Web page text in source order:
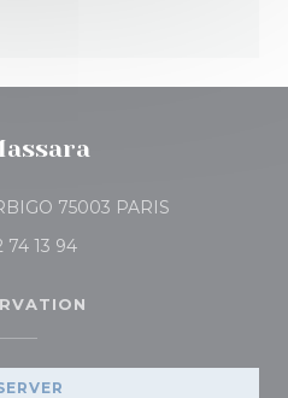
75003 PARIS((ouvre une
74 13 94